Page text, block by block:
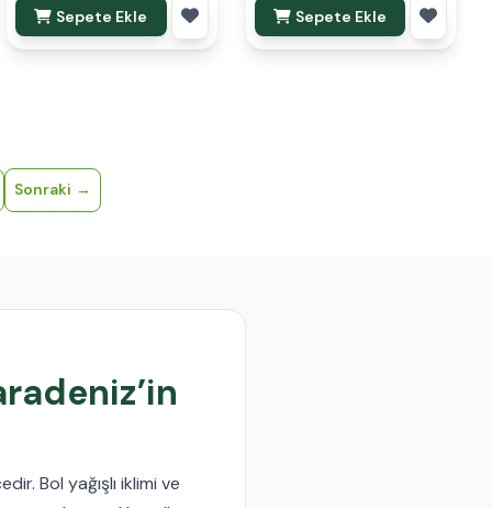
Sepete Ekle Sepete Ekle
Sonraki
Bol yağışlı iklimi ve